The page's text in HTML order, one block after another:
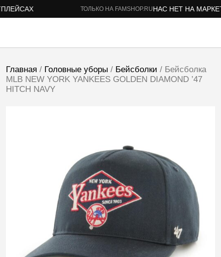
ТОЛЬКО НА FAMSHOP.RUНАС НЕТ НА
Главная / Головные уборы / Бейсболки / Бейсболка
MLB NEW YORK YANKEES GOLDEN DIAMOND ’47
HITCH NAVY